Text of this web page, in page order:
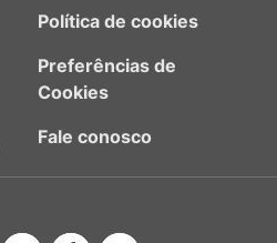
Política de cookies
Preferências de
Cookies
Fale conosco